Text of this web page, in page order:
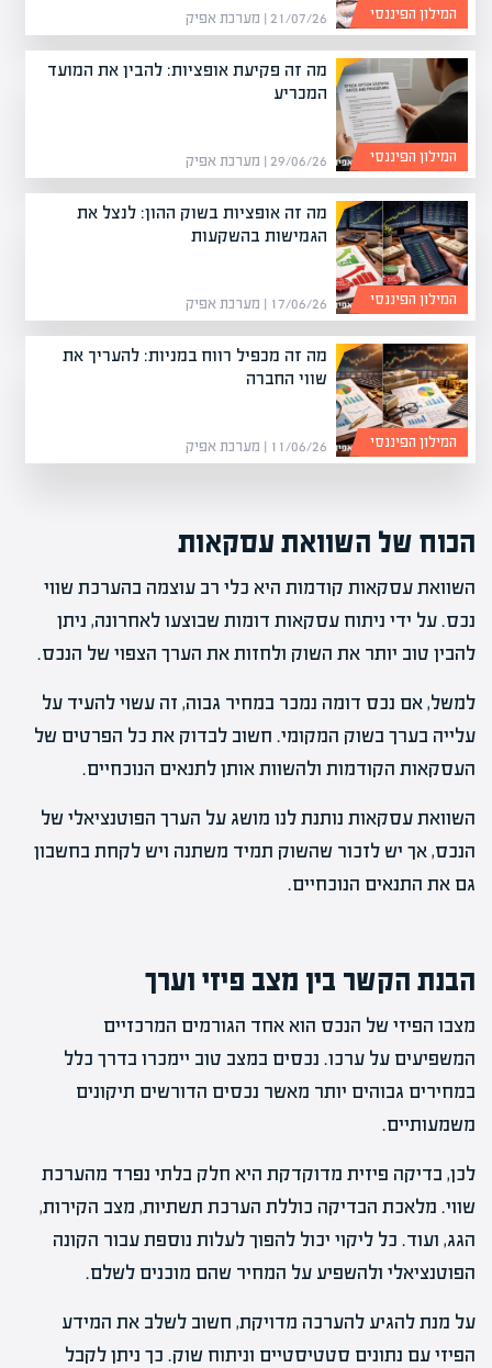
21/07/26 | מערכת אפיק המילון הפיננסי
מה זה פקיעת אופציות: להבין את המועד
המכריע
29/06/26 | מערכת אפיק המילון הפיננסי
מה זה אופציות בשוק ההון: לנצל את
הגמישות בהשקעות
17/06/26 | מערכת אפיק המילון הפיננסי
מה זה מכפיל רווח במניות: להעריך את
שווי החברה
11/06/26 | מערכת אפיק המילון הפיננסי
הכוח של השוואת עסקאות
השוואת עסקאות קודמות היא כלי רב עוצמה בהערכת שווי
נכס. על ידי ניתוח עסקאות דומות שבוצעו לאחרונה, ניתן
להבין טוב יותר את השוק ולחזות את הערך הצפוי של הנכס.
למשל, אם נכס דומה נמכר במחיר גבוה, זה עשוי להעיד על
עלייה בערך בשוק המקומי. חשוב לבדוק את כל הפרטים של
העסקאות הקודמות ולהשוות אותן לתנאים הנוכחיים.
השוואת עסקאות נותנת לנו מושג על הערך הפוטנציאלי של
הנכס, אך יש לזכור שהשוק תמיד משתנה ויש לקחת בחשבון
גם את התנאים הנוכחיים.
הבנת הקשר בין מצב פיזי וערך
מצבו הפיזי של הנכס הוא אחד הגורמים המרכזיים
המשפיעים על ערכו. נכסים במצב טוב יימכרו בדרך כלל
במחירים גבוהים יותר מאשר נכסים הדורשים תיקונים
משמעותיים.
לכן, בדיקה פיזית מדוקדקת היא חלק בלתי נפרד מהערכת
שווי. מלאכת הבדיקה כוללת הערכת תשתיות, מצב הקירות,
הגג, ועוד. כל ליקוי יכול להפוך לעלות נוספת עבור הקונה
הפוטנציאלי ולהשפיע על המחיר שהם מוכנים לשלם.
על מנת להגיע להערכה מדויקת, חשוב לשלב את המידע
הפיזי עם נתונים סטטיסטיים וניתוח שוק. כך ניתן לקבל